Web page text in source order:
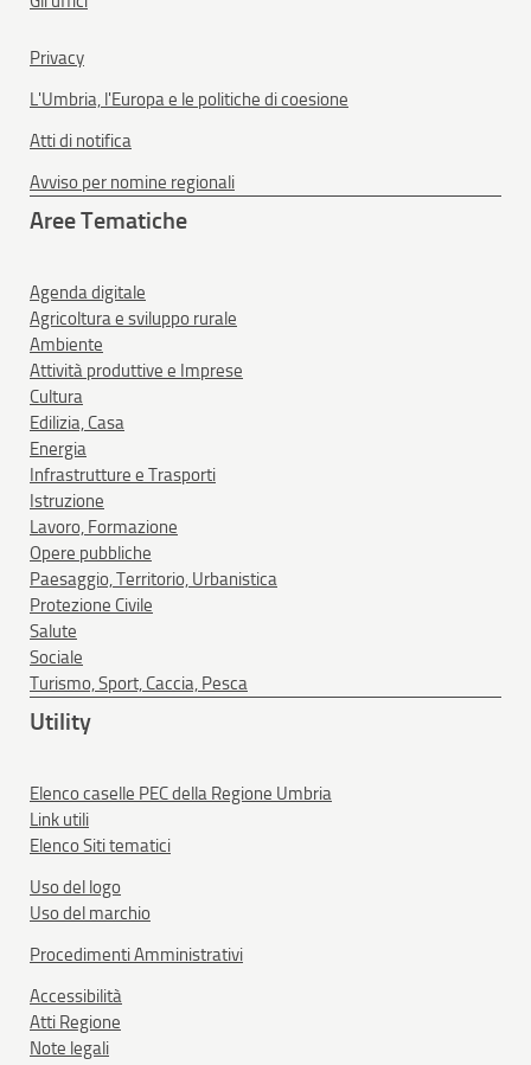
Privacy
L'Umbria, l'Europa e le politiche di coesione
Atti di notifica
Avviso per nomine regionali
Aree Tematiche
Agenda digitale
Agricoltura e sviluppo rurale
Ambiente
Attività produttive e Imprese
Cultura
Edilizia, Casa
Energia
Infrastrutture e Trasporti
Istruzione
Lavoro, Formazione
Opere pubbliche
Paesaggio, Territorio, Urbanistica
Protezione Civile
Salute
Sociale
Turismo, Sport, Caccia, Pesca
Utility
Elenco caselle PEC della Regione Umbria
Link utili
Elenco Siti tematici
Uso del logo
Uso del marchio
Procedimenti Amministrativi
Accessibilità
Atti Regione
Note legali